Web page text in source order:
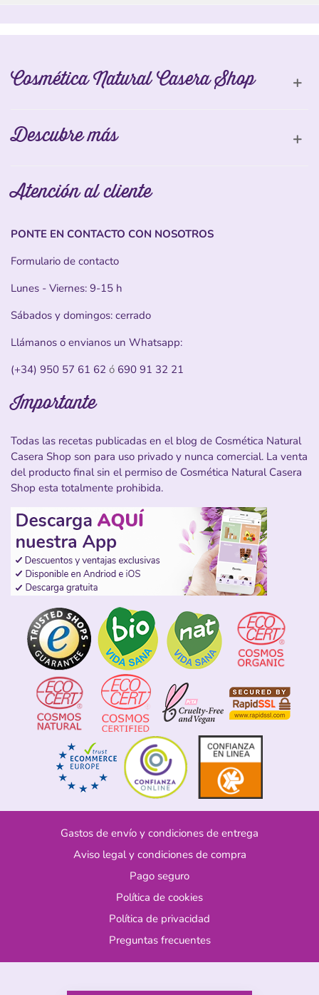
Cosmética Natural Casera Shop
Descubre más
Atención al cliente
PONTE EN CONTACTO CON NOSOTROS
Formulario de contacto
Lunes - Viernes: 9-15 h
Sábados y domingos: cerrado
Llámanos o envianos un Whatsapp:
(+34) 950 57 61 62 ó 690 91 32 21
Importante
Todas las recetas publicadas en el blog de Cosmética Natural
Casera Shop son para uso privado y nunca comercial. La venta
del producto final sin el permiso de Cosmética Natural Casera
Shop esta totalmente prohibida.
Gastos de envío y condiciones de entrega
Aviso legal y condiciones de compra
Pago seguro
Política de cookies
Política de privacidad
Preguntas frecuentes